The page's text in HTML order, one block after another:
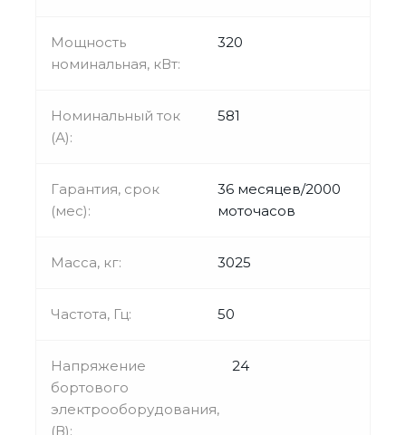
Мощность
номинальная, кВт:
320
Номинальный ток
(А):
581
Гарантия, срок
(мес):
36 месяцев/2000
моточасов
Масса, кг: 3025
Частота, Гц: 50
Напряжение
бортового
электрооборудования,
(В):
24